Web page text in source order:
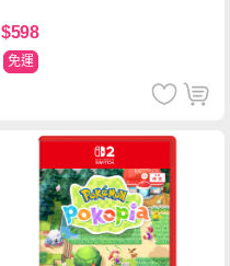
黑色
$598
免運